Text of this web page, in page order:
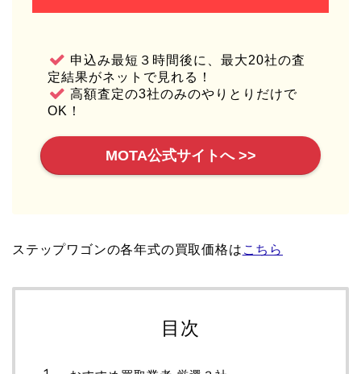
申込み最短３時間後に、最大20社の査
定結果がネットで見れる！
高額査定の3社のみのやりとりだけで
OK！
MOTA公式サイトへ >>
ステップワゴンの各年式の買取価格は こちら
目次